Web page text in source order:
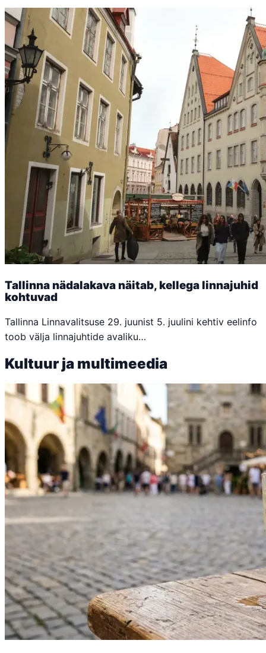
Tallinna nädalakava näitab, kellega linnajuhid
kohtuvad
Tallinna Linnavalitsuse 29. juunist 5. juulini kehtiv eelinfo
toob välja linnajuhtide avaliku…
Kultuur ja multimeedia